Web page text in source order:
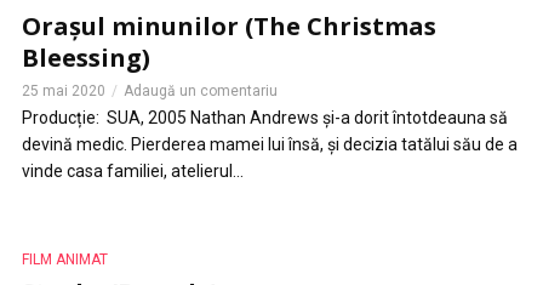
Orașul minunilor (The Christmas
Bleessing)
25 mai 2020 Adaugă un comentariu
Producție: SUA, 2005 Nathan Andrews și-a dorit întotdeauna să
devină medic. Pierderea mamei lui însă, și decizia tatălui său de a
vinde casa familiei, atelierul...
FILM ANIMAT